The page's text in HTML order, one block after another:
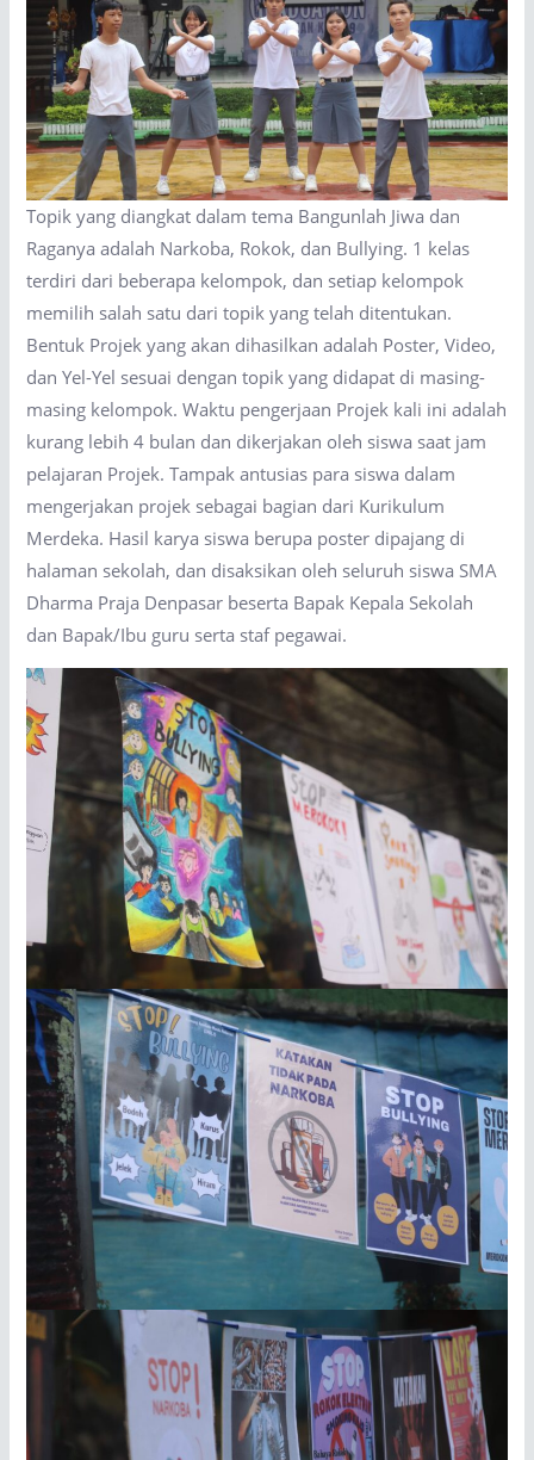
Topik yang diangkat dalam tema Bangunlah Jiwa dan
Raganya adalah Narkoba, Rokok, dan Bullying. 1 kelas
terdiri dari beberapa kelompok, dan setiap kelompok
memilih salah satu dari topik yang telah ditentukan.
Bentuk Projek yang akan dihasilkan adalah Poster, Video,
dan Yel-Yel sesuai dengan topik yang didapat di masing-
masing kelompok. Waktu pengerjaan Projek kali ini adalah
kurang lebih 4 bulan dan dikerjakan oleh siswa saat jam
pelajaran Projek. Tampak antusias para siswa dalam
mengerjakan projek sebagai bagian dari Kurikulum
Merdeka. Hasil karya siswa berupa poster dipajang di
halaman sekolah, dan disaksikan oleh seluruh siswa SMA
Dharma Praja Denpasar beserta Bapak Kepala Sekolah
dan Bapak/Ibu guru serta staf pegawai.